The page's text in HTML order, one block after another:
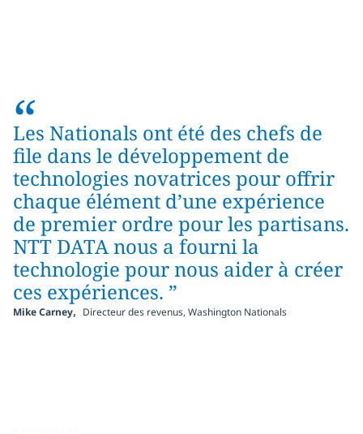
“
Les Nationals ont été des chefs de
file dans le développement de
technologies novatrices pour offrir
chaque élément d’une expérience
de premier ordre pour les partisans.
NTT DATA nous a fourni la
technologie pour nous aider à créer
ces expériences. ”
Mike Carney, Directeur des revenus, Washington Nationals